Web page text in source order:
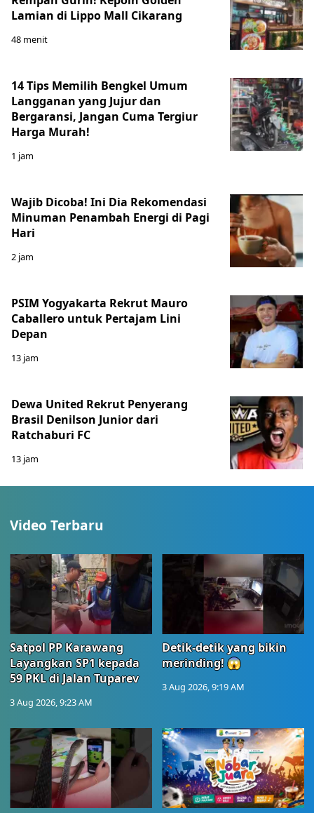
Lamian di Lippo Mall Cikarang
48 menit
14 Tips Memilih Bengkel Umum
Langganan yang Jujur dan
Bergaransi, Jangan Cuma Tergiur
Harga Murah!
1 jam
Wajib Dicoba! Ini Dia Rekomendasi
Minuman Penambah Energi di Pagi
Hari
2 jam
PSIM Yogyakarta Rekrut Mauro
Caballero untuk Pertajam Lini
Depan
13 jam
Dewa United Rekrut Penyerang
Brasil Denilson Junior dari
Ratchaburi FC
13 jam
Video Terbaru
Satpol PP Karawang
Layangkan SP1 kepada
59 PKL di Jalan Tuparev
3 Aug 2026, 9:23 AM
Detik-detik yang bikin
merinding! 😱
3 Aug 2026, 9:19 AM